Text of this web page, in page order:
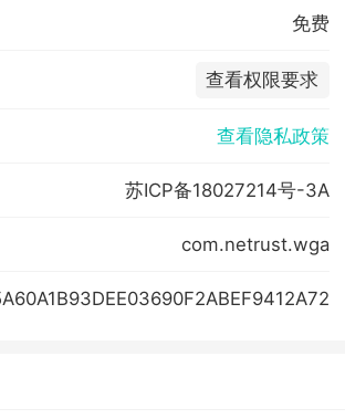
免费
查看权限要求
查看隐私政策
苏ICP备18027214号-3A
com.netrust.wga